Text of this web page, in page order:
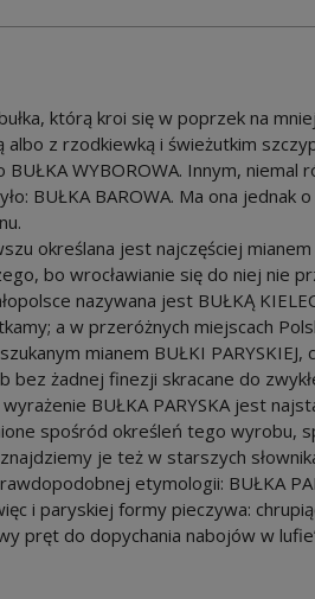
którą kroi się w poprzek na
albo z rzodkiewką i świeżutkim
BUŁKA WYBOROWA. Innym,
BUŁKA BAROWA. Ma ona jednak
określana jest najczęściej mianem
bo wrocławianie się do niej nie
nazywana jest BUŁKĄ
a w przeróżnych miejscach
mianem BUŁKI
bez żadnej finezji skracane do
BUŁKA PARYSKA jest
spośród określeń tego wyrobu,
je też w starszych
etymologii: BUŁKA
i paryskiej formy pieczywa:
pręt do dopychania nabojów w